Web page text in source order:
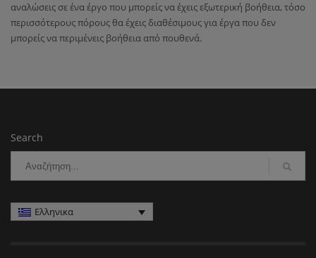
αναλώσεις σε ένα έργο που μπορείς να έχεις εξωτερική βοήθεια, τόσο
περισσότερους πόρους θα έχεις διαθέσιμους για έργα που δεν
μπορείς να περιμένεις βοήθεια από πουθενά.
Search
Ελληνικα